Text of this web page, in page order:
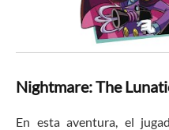
Nightmare: The
En esta aventura, el